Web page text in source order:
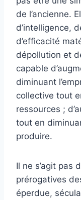
de l’ancienne.
d’intelligence,
d’efficacité
dépollution et
capable
diminuant
collective tout
ressources ;
tout en
produire.
Il ne s’agit pas
prérogatives
éperdue,